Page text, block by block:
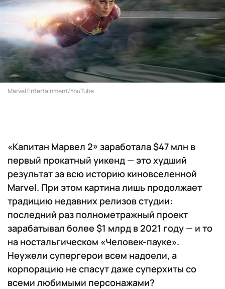
Marvel Entertainment/YouTube
«Капитан Марвел 2» заработала $47 млн в
первый прокатный уикенд — это худший
результат за всю историю киновселенной
Marvel. При этом картина лишь продолжает
традицию недавних релизов студии:
последний раз полнометражный проект
зарабатывал более $1 млрд в 2021 году — и то
на ностальгическом «Человек-пауке».
Неужели супергерои всем надоели, а
корпорацию не спасут даже суперхиты со
всеми любимыми персонажами?